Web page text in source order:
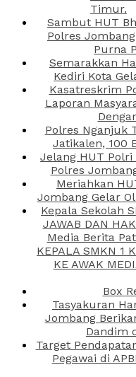
Timur.
Sambut HUT
Polres
Purna
Semarakkan
Kediri Kota
Kasatreskrim
Laporan
Polres Nganjuk
Jatikalen, 100
Jelang HUT
Polres
Meriahkan
Jombang Gelar
Kepala Sekolah
JAWAB DAN
Media Berita
KEPALA SMKN 1
KE AWAK
Box
Tasyakuran
Jombang
Dandim
Target
Pegawai di